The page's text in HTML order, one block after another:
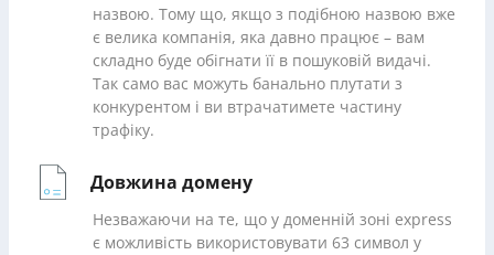
назвою. Тому що, якщо з подібною назвою вже
є велика компанія, яка давно працює – вам
складно буде обігнати її в пошуковій видачі.
Так само вас можуть банально плутати з
конкурентом і ви втрачатимете частину
трафіку.
Довжина домену
Незважаючи на те, що у доменній зоні express
є можливість використовувати 63 символ у